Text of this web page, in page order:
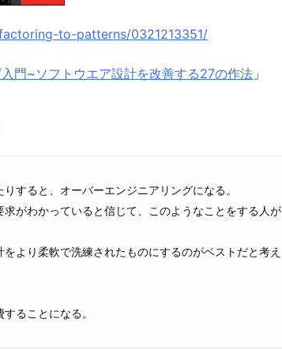
to-patterns/0321213351/
門~ソフトウエア設計を改善する27の作法 」
すると、オーバーエンジニアリングになる。
がわかっていると信じて、このようなことをする人が
より柔軟で洗練されたものにするのがベストだと考え
ることになる。